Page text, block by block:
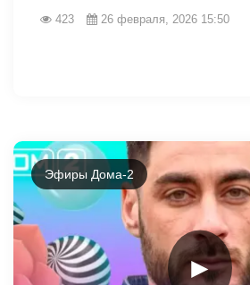
423 26 февраля, 2026 15:50
►
Эфиры Дома-2